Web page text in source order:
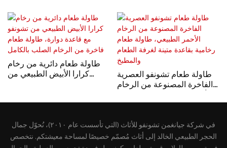
طاولة طعام دائرية من رخام
كرارا الأبيض الطبيعي من
بالكامل
طاولة طعام تشونفو العصرية
الفاخرة المصنوعة من الرخام
في شركة جيانغمن تشونفو للأثاث (التي تأسست عام ٢٠١٠)، نُحوّل جمال
الحجر الطبيعي الخالد إلى أثاث مُصمّم خصيصًا لمساحة معيشتكم. نتخصص